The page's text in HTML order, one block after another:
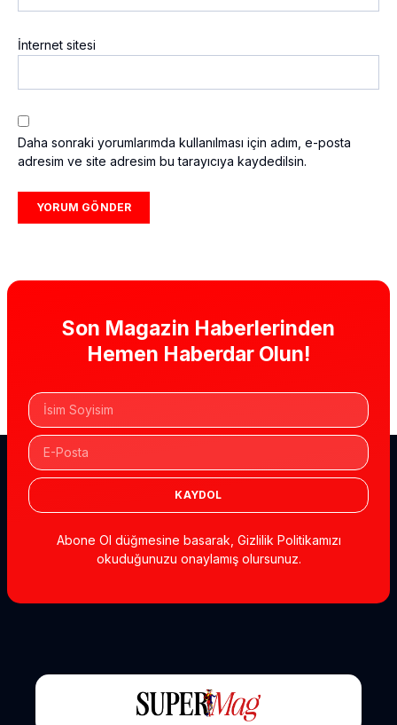
İnternet sitesi
Daha sonraki yorumlarımda kullanılması için adım, e-posta
adresim ve site adresim bu tarayıcıya kaydedilsin.
Son Magazin Haberlerinden
Hemen Haberdar Olun!
KAYDOL
Abone Ol düğmesine basarak, Gizlilik Politikamızı
okuduğunuzu onaylamış olursunuz.